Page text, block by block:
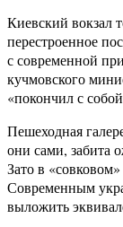
Киевский вокзал
перестроенное
с современной
кучмовского
«покончил с
Пешеходная
они сами, забита
Зато в
Современным
выложить